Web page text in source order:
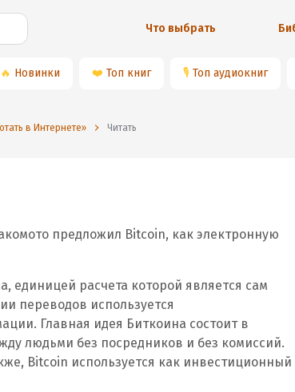
Что выбрать
🔥 Новинки ❤️ Топ книг 🎙 Топ аудиокниг
в Интернете» Читать
предложил Bitcoin, как электронную
единицей расчета которой является сам
переводов используется
Главная идея Биткоина состоит в
людьми без посредников и без комиссий.
Bitcoin используется как инвестиционный